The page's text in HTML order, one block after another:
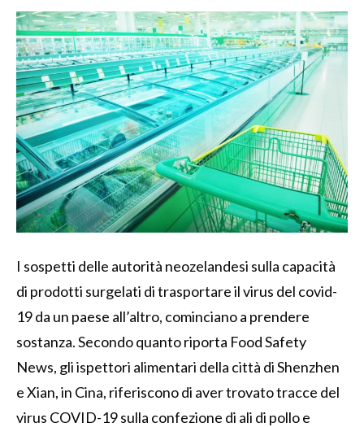
I sospetti delle autorità neozelandesi sulla capacità
di prodotti surgelati di trasportare il virus del covid-
19 da un paese all’altro, cominciano a prendere
sostanza. Secondo quanto riporta Food Safety
News, gli ispettori alimentari della città di Shenzhen
e Xian, in Cina, riferiscono di aver trovato tracce del
virus COVID-19 sulla confezione di ali di pollo e